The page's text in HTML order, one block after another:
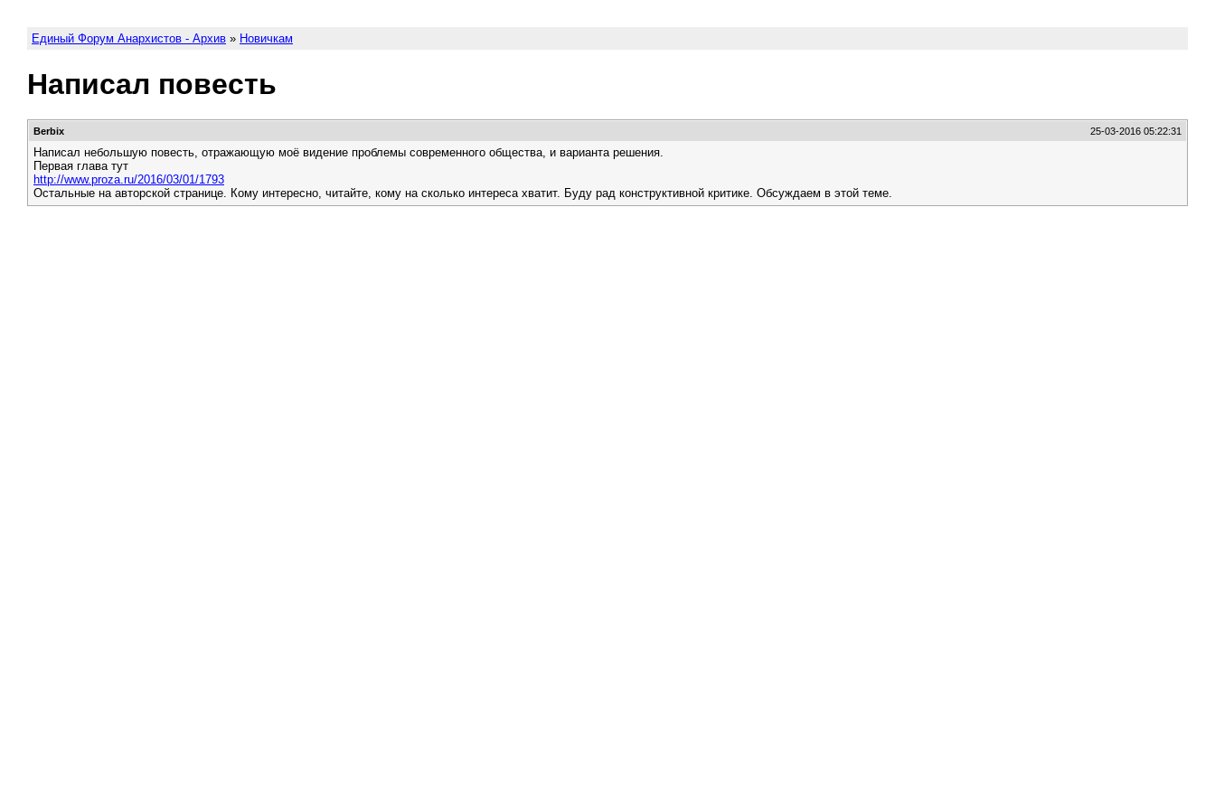
Единый Форум Анархистов - Архив » Новичкам
Написал повесть
Berbix 25-03-2016 05:22:31
Написал небольшую повесть, отражающую моё видение проблемы современного общества, и варианта решения.
Первая глава тут
http://www.proza.ru/2016/03/01/1793
Остальные на авторской странице. Кому интересно, читайте, кому на сколько интереса хватит. Буду рад конструктивной критике. Обсуждаем в этой теме.